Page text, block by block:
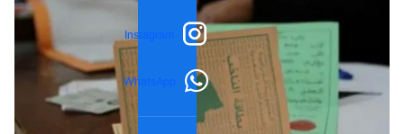
Instagram
WhatsApp